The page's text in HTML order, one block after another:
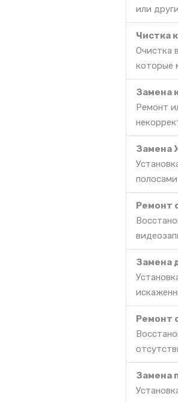
или
Чистка
Очистка
которые
Замена
Ремонт
Замена
Ремонт
Замена
Ремонт
Замена